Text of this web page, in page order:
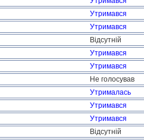
Утримався
Утримався
Відсутній
Утримався
Утримався
Не голосував
Утрималась
Утримався
Утримався
Відсутній